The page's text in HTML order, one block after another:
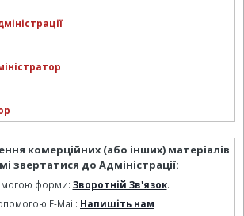
комерційних (або інших) матеріалів
звертатися до Адміністрації:
форми: Зворотній Зв'язок.
E-Mail: Напишіть нам